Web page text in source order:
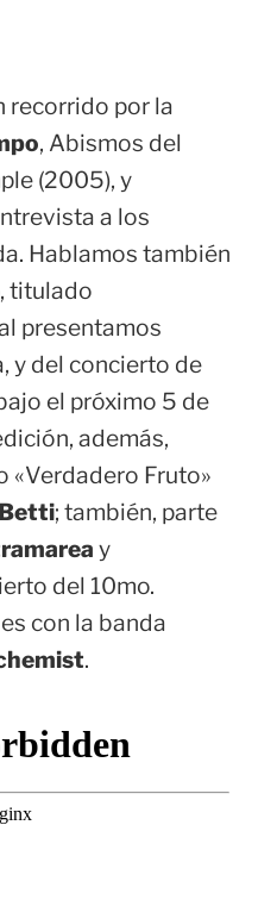
recorrido por la
, Abismos del
(2005), y
a los
Hablamos también
titulado
presentamos
y del concierto de
el próximo 5 de
además,
«Verdadero Fruto»
; también, parte
y
del 10mo.
con la banda
.